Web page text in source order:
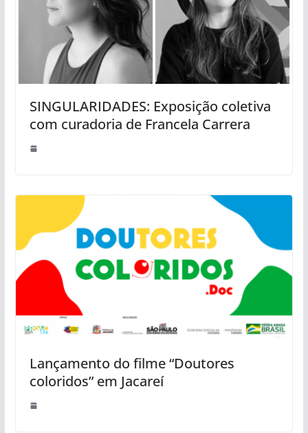
SINGULARIDADES: Exposição coletiva
com curadoria de Francela Carrera
Lançamento do filme “Doutores
coloridos” em Jacareí